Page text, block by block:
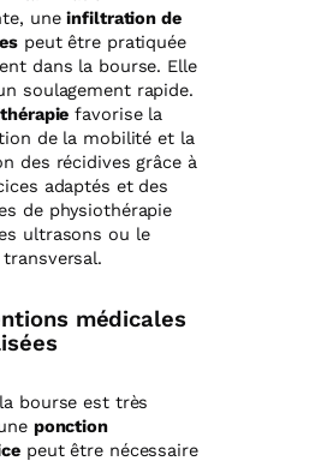
uneinfiltration de
peut être pratiquée
dans la bourse. Elle
soulagement rapide.
favorise la
de la mobilité et la
des récidives grâce à
adaptés et des
de physiothérapie
ultrasons ou le
transversal.
médicales
bourse est très
ponction
peut être nécessaire